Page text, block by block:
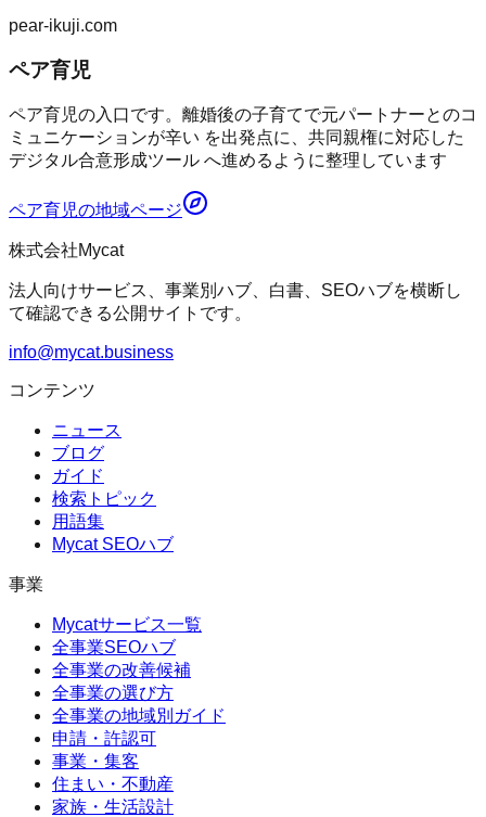
pear-ikuji.com
ペア育児
ペア育児の入口です。離婚後の子育てで元パートナーとのコ
ミュニケーションが辛い を出発点に、共同親権に対応した
デジタル合意形成ツール へ進めるように整理しています
ペア育児の地域ページ
株式会社Mycat
法人向けサービス、事業別ハブ、白書、SEOハブを横断し
て確認できる公開サイトです。
info@mycat.business
コンテンツ
ニュース
ブログ
ガイド
検索トピック
用語集
Mycat SEOハブ
事業
Mycatサービス一覧
全事業SEOハブ
全事業の改善候補
全事業の選び方
全事業の地域別ガイド
申請・許認可
事業・集客
住まい・不動産
家族・生活設計